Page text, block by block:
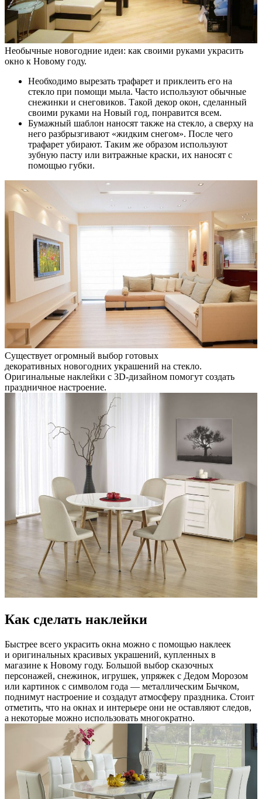
Необычные новогодние идеи: как своими руками украсить
окно к Новому году.
Необходимо вырезать трафарет и приклеить его на
стекло при помощи мыла. Часто используют обычные
снежинки и снеговиков. Такой декор окон, сделанный
своими руками на Новый год, понравится всем.
Бумажный шаблон наносят также на стекло, а сверху на
него разбрызгивают «жидким снегом». После чего
трафарет убирают. Таким же образом используют
зубную пасту или витражные краски, их наносят с
помощью губки.
Существует огромный выбор готовых
декоративных новогодних украшений на стекло.
Оригинальные наклейки с 3D-дизайном помогут создать
праздничное настроение.
Как сделать наклейки
Быстрее всего украсить окна можно с помощью наклеек
и оригинальных красивых украшений, купленных в
магазине к Новому году. Большой выбор сказочных
персонажей, снежинок, игрушек, упряжек с Дедом Морозом
или картинок с символом года — металлическим Бычком,
поднимут настроение и создадут атмосферу праздника. Стоит
отметить, что на окнах и интерьере они не оставляют следов,
а некоторые можно использовать многократно.